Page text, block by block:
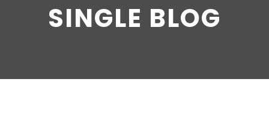
SINGLE BLOG